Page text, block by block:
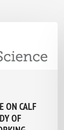
ON CALF
OF